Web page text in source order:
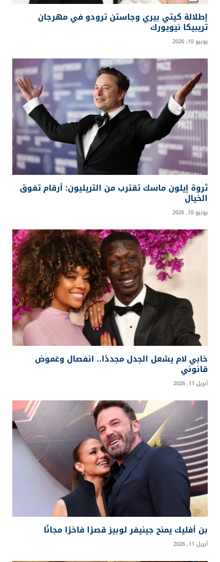
إطلالة كيتي بيري وجاستن ترودو في مهرجان
تريبيكا نيويورك
يونيو 10, 2026
ثروة إيلون ماسك تقترب من التريليون: أرقام تفوق
الخيال
يونيو 10, 2026
خابي لام يشعل الجدل مجددًا.. انفصال وغموض
قانوني
أبريل 11, 2026
بن أفليك يمنح جينيفر لوبيز قصرًا فاخرًا مجانًا
أبريل 11, 2026